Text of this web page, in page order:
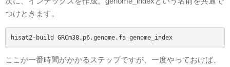
つけときます。
hisat2-build GRCm38.p6.genome.fa genome_index
ここが一番時間がかかるステップですが、一度やっておけば、